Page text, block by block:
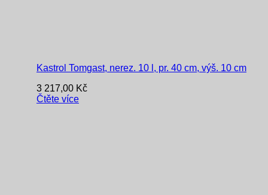
Kastrol Tomgast, nerez. 10 l, pr. 40 cm, výš. 10 cm
3 217,00 Kč
Čtěte více